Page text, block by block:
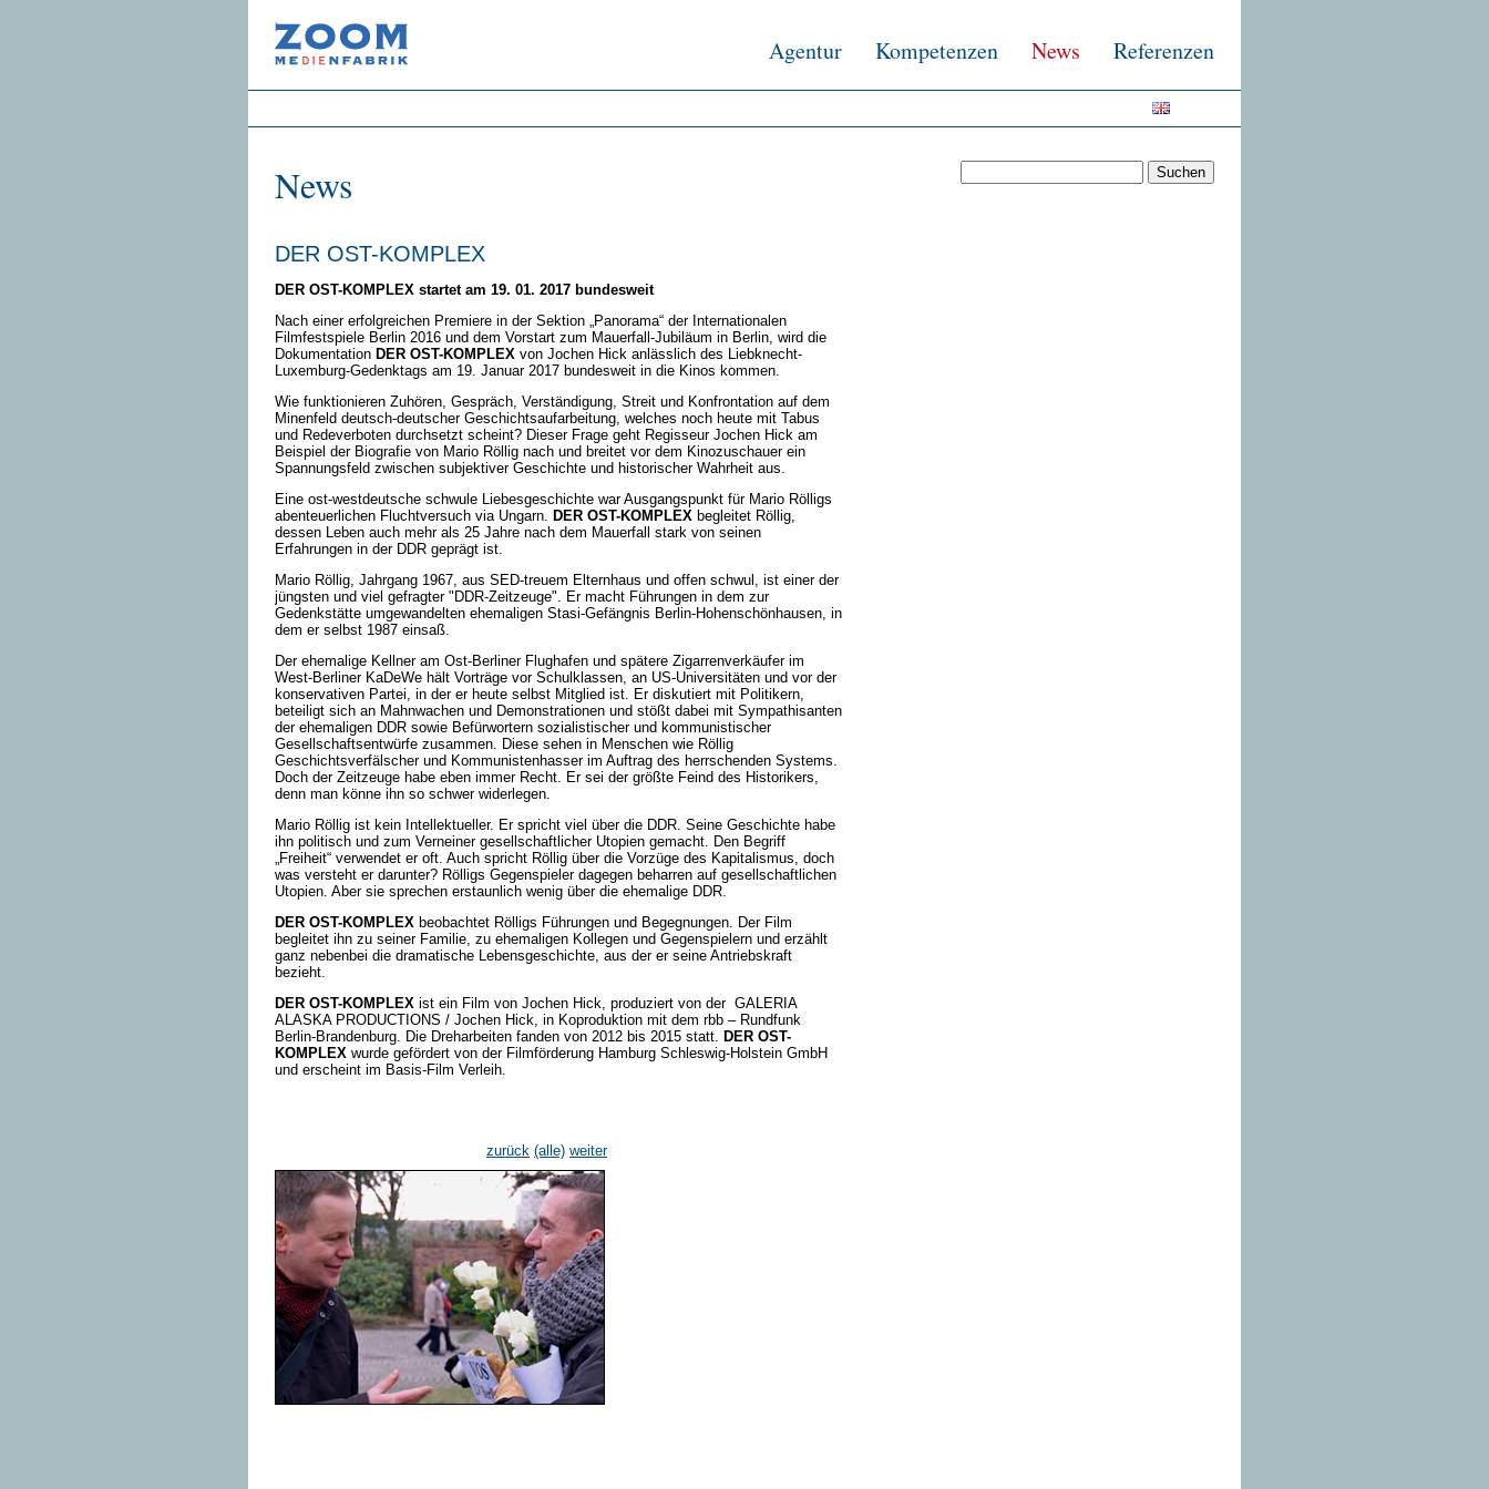
Referenzen
News
Kompetenzen
Agentur
News
DER OST-KOMPLEX
DER OST-KOMPLEX startet am 19. 01. 2017 bundesweit
Nach einer erfolgreichen Premiere in der Sektion „Panorama“ der Internationalen
Filmfestspiele Berlin 2016 und dem Vorstart zum Mauerfall-Jubiläum in Berlin, wird die
Dokumentation DER OST-KOMPLEX von Jochen Hick anlässlich des Liebknecht-
Luxemburg-Gedenktags am 19. Januar 2017 bundesweit in die Kinos kommen.
Wie funktionieren Zuhören, Gespräch, Verständigung, Streit und Konfrontation auf dem
Minenfeld deutsch-deutscher Geschichtsaufarbeitung, welches noch heute mit Tabus
und Redeverboten durchsetzt scheint? Dieser Frage geht Regisseur Jochen Hick am
Beispiel der Biografie von Mario Röllig nach und breitet vor dem Kinozuschauer ein
Spannungsfeld zwischen subjektiver Geschichte und historischer Wahrheit aus.
Eine ost-westdeutsche schwule Liebesgeschichte war Ausgangspunkt für Mario Rölligs
abenteuerlichen Fluchtversuch via Ungarn. DER OST-KOMPLEX begleitet Röllig,
dessen Leben auch mehr als 25 Jahre nach dem Mauerfall stark von seinen
Erfahrungen in der DDR geprägt ist.
Mario Röllig, Jahrgang 1967, aus SED-treuem Elternhaus und offen schwul, ist einer der
jüngsten und viel gefragter "DDR-Zeitzeuge". Er macht Führungen in dem zur
Gedenkstätte umgewandelten ehemaligen Stasi-Gefängnis Berlin-Hohenschönhausen, in
dem er selbst 1987 einsaß.
Der ehemalige Kellner am Ost-Berliner Flughafen und spätere Zigarrenverkäufer im
West-Berliner KaDeWe hält Vorträge vor Schulklassen, an US-Universitäten und vor der
konservativen Partei, in der er heute selbst Mitglied ist. Er diskutiert mit Politikern,
beteiligt sich an Mahnwachen und Demonstrationen und stößt dabei mit Sympathisanten
der ehemaligen DDR sowie Befürwortern sozialistischer und kommunistischer
Gesellschaftsentwürfe zusammen. Diese sehen in Menschen wie Röllig
Geschichtsverfälscher und Kommunistenhasser im Auftrag des herrschenden Systems.
Doch der Zeitzeuge habe eben immer Recht. Er sei der größte Feind des Historikers,
denn man könne ihn so schwer widerlegen.
Mario Röllig ist kein Intellektueller. Er spricht viel über die DDR. Seine Geschichte habe
ihn politisch und zum Verneiner gesellschaftlicher Utopien gemacht. Den Begriff
„Freiheit“ verwendet er oft. Auch spricht Röllig über die Vorzüge des Kapitalismus, doch
was versteht er darunter? Rölligs Gegenspieler dagegen beharren auf gesellschaftlichen
Utopien. Aber sie sprechen erstaunlich wenig über die ehemalige DDR.
DER OST-KOMPLEX beobachtet Rölligs Führungen und Begegnungen. Der Film
begleitet ihn zu seiner Familie, zu ehemaligen Kollegen und Gegenspielern und erzählt
ganz nebenbei die dramatische Lebensgeschichte, aus der er seine Antriebskraft
bezieht.
DER OST-KOMPLEX ist ein Film von Jochen Hick, produziert von der GALERIA
ALASKA PRODUCTIONS / Jochen Hick, in Koproduktion mit dem rbb – Rundfunk
Berlin-Brandenburg. Die Dreharbeiten fanden von 2012 bis 2015 statt. DER OST-
KOMPLEX wurde gefördert von der Filmförderung Hamburg Schleswig-Holstein GmbH
und erscheint im Basis-Film Verleih.
zurück (alle) weiter